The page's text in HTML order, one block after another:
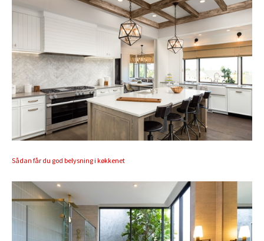
Sådan får du god belysning i køkkenet